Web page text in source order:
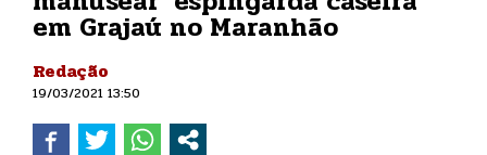
em Grajaú no Maranhão
Redação
19/03/2021 13:50